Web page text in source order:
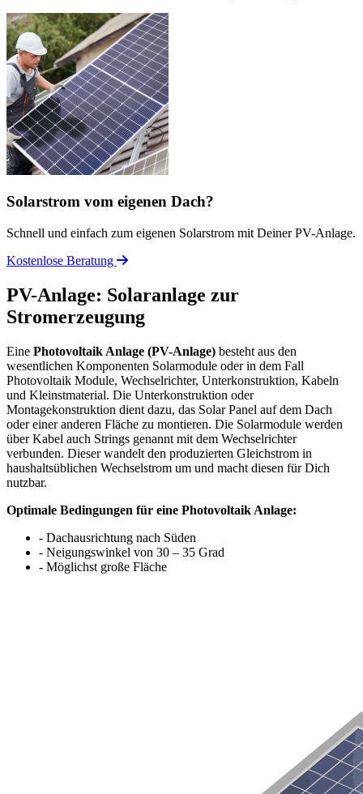
Solarstrom vom eigenen Dach?
Schnell und einfach zum eigenen Solarstrom mit Deiner PV-Anlage.
Kostenlose Beratung
PV-Anlage: Solaranlage zur
Stromerzeugung
Eine Photovoltaik Anlage (PV-Anlage) besteht aus den
wesentlichen Komponenten Solarmodule oder in dem Fall
Photovoltaik Module, Wechselrichter, Unterkonstruktion, Kabeln
und Kleinstmaterial. Die Unterkonstruktion oder
Montagekonstruktion dient dazu, das Solar Panel auf dem Dach
oder einer anderen Fläche zu montieren. Die Solarmodule werden
über Kabel auch Strings genannt mit dem Wechselrichter
verbunden. Dieser wandelt den produzierten Gleichstrom in
haushaltsüblichen Wechselstrom um und macht diesen für Dich
nutzbar.
Optimale Bedingungen für eine Photovoltaik Anlage:
- Dachausrichtung nach Süden
- Neigungswinkel von 30 – 35 Grad
- Möglichst große Fläche